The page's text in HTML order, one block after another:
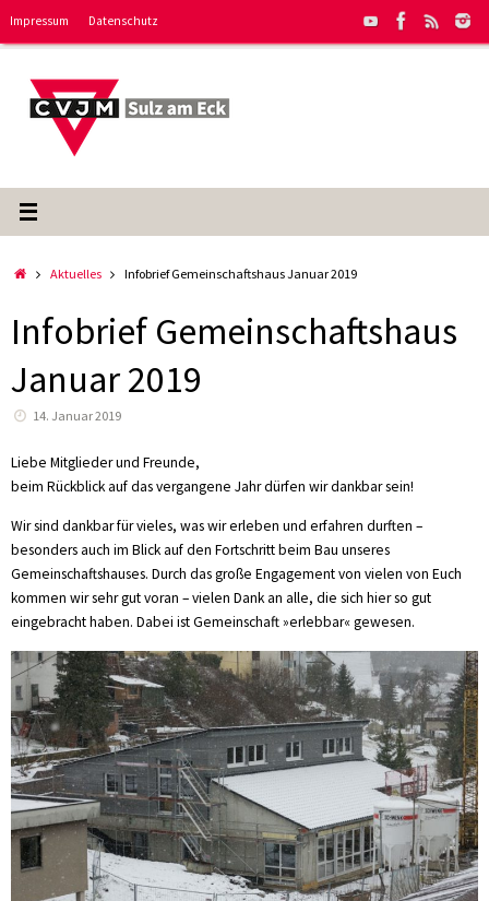
Impressum Datenschutz
StartAktuelles Infobrief Gemeinschaftshaus Januar 2019
Infobrief Gemeinschaftshaus
Januar 2019
14. Januar 2019
Liebe Mitglieder und Freunde,
beim Rückblick auf das vergangene Jahr dürfen wir dankbar sein!
Wir sind dankbar für vieles, was wir erleben und erfahren durften –
besonders auch im Blick auf den Fortschritt beim Bau unseres
Gemeinschaftshauses. Durch das große Engagement von vielen von Euch
kommen wir sehr gut voran – vielen Dank an alle, die sich hier so gut
eingebracht haben. Dabei ist Gemeinschaft »erlebbar« gewesen.